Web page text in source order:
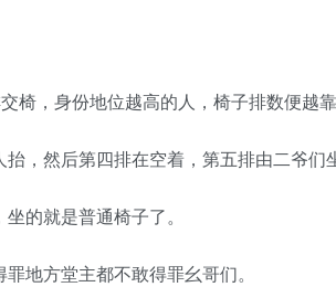
椅，身份地位越高的人，椅子排数便越靠
，然后第四排在空着，第五排由二爷们
的就是普通椅子了。
地方堂主都不敢得罪幺哥们。